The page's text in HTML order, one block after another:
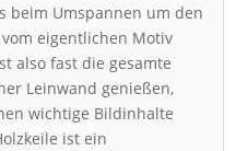
beim Umspannen um den
eigentlichen Motiv
also fast die gesamte
Leinwand genießen,
wichtige Bildinhalte
ist ein